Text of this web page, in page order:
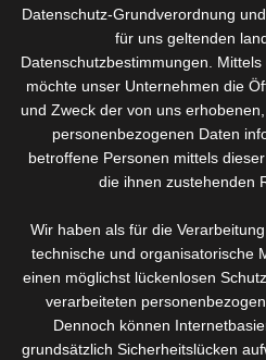
gründliche und lang anhaltende
Bis heute ist dies die effektivste
Gegensatz zur Haarentfernung
Wachsmethode deutlich
Haarwuchs zusätzlich an. Nach
Warmwachs ist die Haut haarfrei
warme Wachs die Poren öffnet
Unterschenkel
30,-Euro
Datenschutz-Grundverordnung
für uns geltenden
Datenschutzbestimmungen.
möchte unser Unternehmen die
und Zweck der von uns
personenbezogenen Daten
betroffene Personen mittels
die ihnen zustehenden
Wir haben als für die
technische und organisatorische
einen möglichst lückenlosen
verarbeiteten
Dennoch können
grundsätzlich Sicherheitslücken